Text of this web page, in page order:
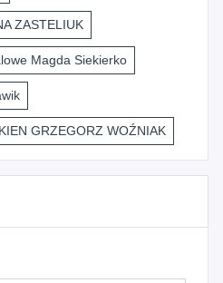
ZASTELIUK
Magda Siekierko
GRZEGORZ WOŹNIAK